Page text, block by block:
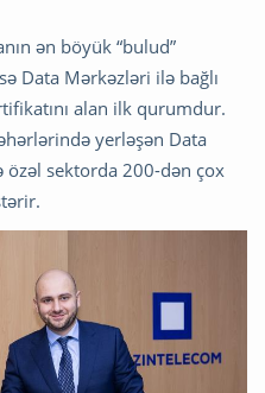
ən böyük “bulud”
Data Mərkəzləri ilə bağlı
alan ilk qurumdur.
yerləşən Data
sektorda 200-dən çox